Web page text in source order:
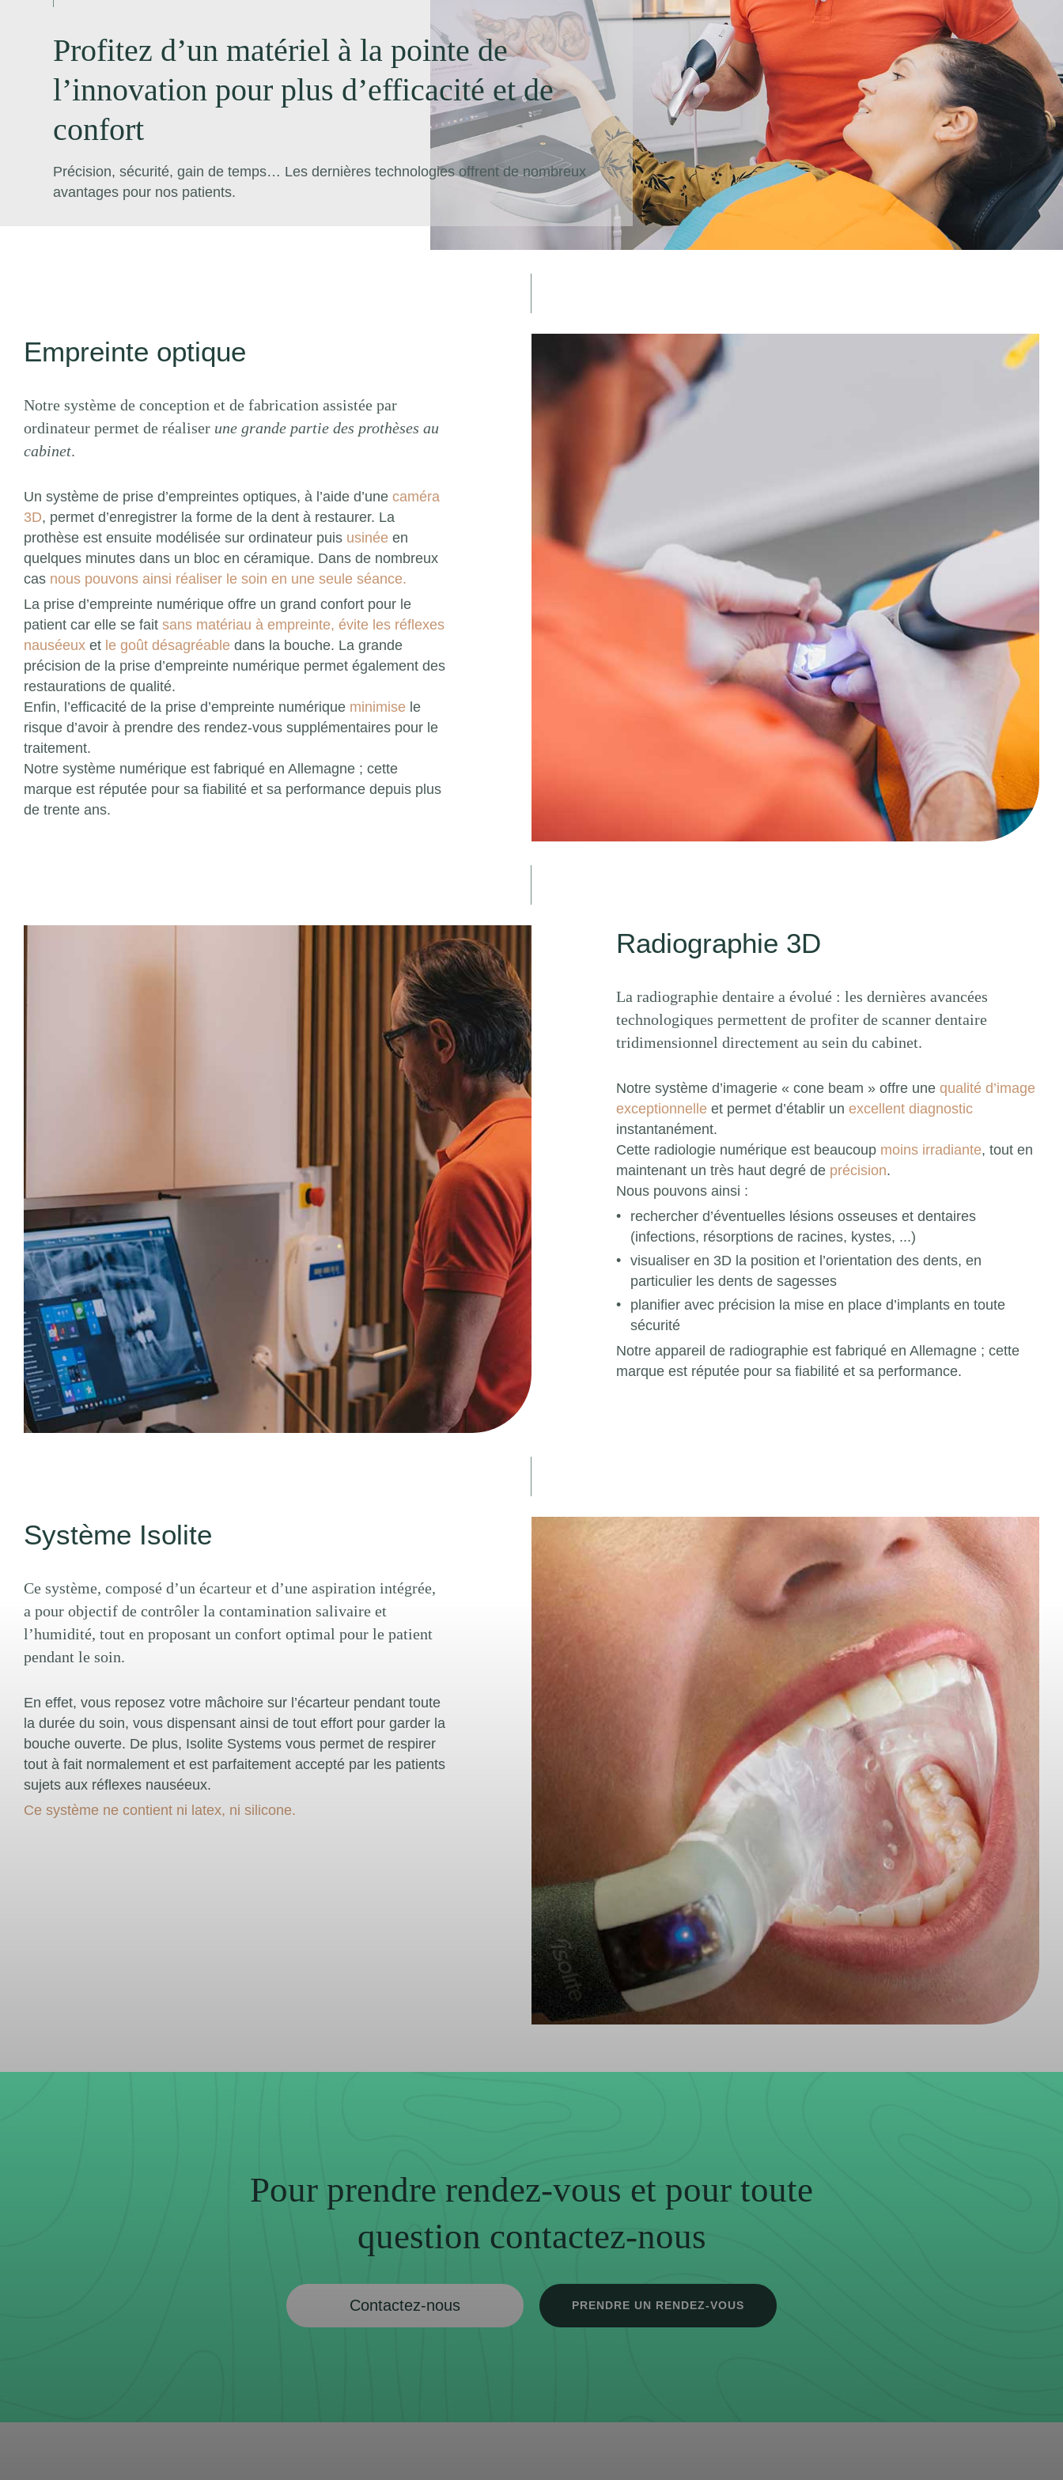
Profitez d’un matériel à la pointe de
l’innovation pour plus d’efficacité et de
confort
Précision, sécurité, gain de temps… Les dernières technologies offrent de nombreux
avantages pour nos patients.
Empreinte optique
Notre système de conception et de fabrication assistée par
ordinateur permet de réaliser une grande partie des prothèses au
cabinet.
Un système de prise d’empreintes optiques, à l’aide d’une caméra
3D, permet d’enregistrer la forme de la dent à restaurer. La
prothèse est ensuite modélisée sur ordinateur puis usinée en
quelques minutes dans un bloc en céramique. Dans de nombreux
cas nous pouvons ainsi réaliser le soin en une seule séance.
La prise d’empreinte numérique offre un grand confort pour le
patient car elle se fait sans matériau à empreinte, évite les réflexes
nauséeux et le goût désagréable dans la bouche. La grande
précision de la prise d’empreinte numérique permet également des
restaurations de qualité.
Enfin, l’efficacité de la prise d’empreinte numérique minimise le
risque d’avoir à prendre des rendez-vous supplémentaires pour le
traitement.
Notre système numérique est fabriqué en Allemagne ; cette
marque est réputée pour sa fiabilité et sa performance depuis plus
de trente ans.
Radiographie 3D
La radiographie dentaire a évolué : les dernières avancées
technologiques permettent de profiter de scanner dentaire
tridimensionnel directement au sein du cabinet.
Notre système d’imagerie « cone beam » offre une qualité d’image
exceptionnelleet permet d’établir un excellent diagnostic
instantanément.
Cette radiologie numérique est beaucoup moins irradiante, tout en
maintenant un très haut degré de précision.
Nous pouvons ainsi :
rechercher d’éventuelles lésions osseuses et dentaires
(infections, résorptions de racines, kystes, ...)
visualiser en 3D la position et l’orientation des dents, en
particulier les dents de sagesses
planifier avec précision la mise en place d’implants en toute
sécurité
Notre appareil de radiographie est fabriqué en Allemagne ; cette
marque est réputée pour sa fiabilité et sa performance.
Système Isolite
Ce système, composé d’un écarteur et d’une aspiration intégrée,
a pour objectif de contrôler la contamination salivaire et
l’humidité, tout en proposant un confort optimal pour le patient
pendant le soin.
En effet, vous reposez votre mâchoire sur l’écarteur pendant toute
la durée du soin, vous dispensant ainsi de tout effort pour garder la
bouche ouverte. De plus, Isolite Systems vous permet de respirer
tout à fait normalement et est parfaitement accepté par les patients
sujets aux réflexes nauséeux.
Ce système ne contient ni latex, ni silicone.
Pour prendre rendez-vous et pour toute
question contactez-nous
Contactez-nous PRENDRE UN RENDEZ-VOUS